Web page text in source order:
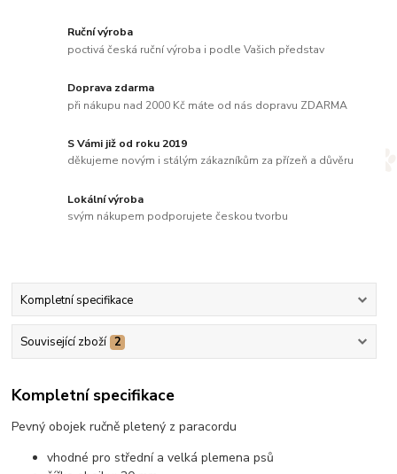
Ruční výroba
poctivá česká ruční výroba i podle Vašich představ
Doprava zdarma
při nákupu nad 2000 Kč máte od nás dopravu ZDARMA
S Vámi již od roku 2019
děkujeme novým i stálým zákazníkům za přízeň a důvěru
Lokální výroba
svým nákupem podporujete českou tvorbu
Kompletní specifikace
Související zboží 2
Kompletní specifikace
Pevný obojek ručně pletený z paracordu
vhodné pro střední a velká plemena psů